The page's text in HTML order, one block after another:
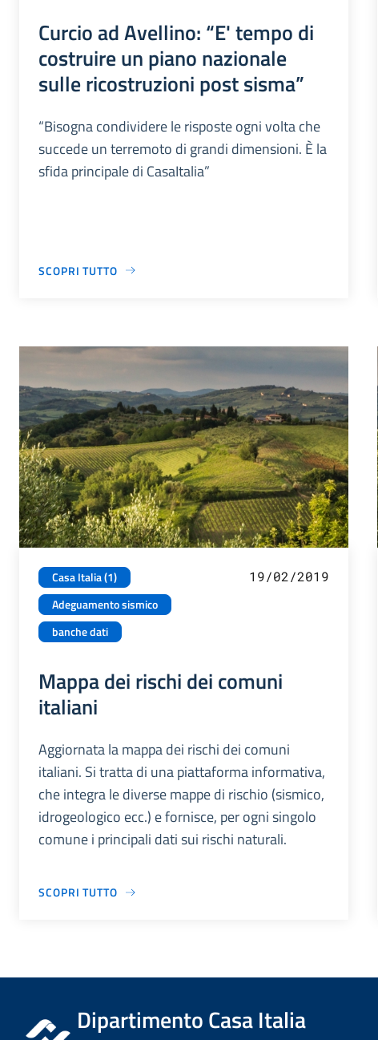
Curcio ad Avellino: “E' tempo di
costruire un piano nazionale
sulle ricostruzioni post sisma”
“Bisogna condividere le risposte ogni volta che
succede un terremoto di grandi dimensioni. È la
sfida principale di CasaItalia”
SCOPRI TUTTO
Casa Italia (1)
Adeguamento sismico
banche dati
19/02/2019
Mappa dei rischi dei comuni
italiani
Aggiornata la mappa dei rischi dei comuni
italiani. Si tratta di una piattaforma informativa,
che integra le diverse mappe di rischio (sismico,
idrogeologico ecc.) e fornisce, per ogni singolo
comune i principali dati sui rischi naturali.
SCOPRI TUTTO
Dipartimento Casa Italia